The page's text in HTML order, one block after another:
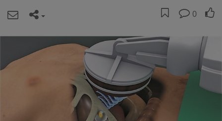
0